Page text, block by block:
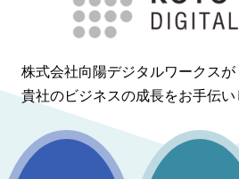
株式会社向陽デジタルワークスが
貴社のビジネスの成長をお手伝い